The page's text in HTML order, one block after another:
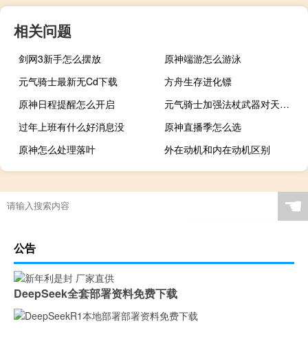
相关问题
剑网3新手怎么摆放
原神端游怎么游泳
元气骑士最新无Cd下载
方舟生存进化镖
原神日程提醒怎么开启
元气骑士加强法杖武器对天堂之拳有用吗
过年上班有什么好消息没
原神直播季怎么选
原神怎么处理落叶
外在动机和内在动机区别
☚
公告
DeepSeek全套部署资料免费下载